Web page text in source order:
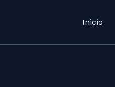
Inicio